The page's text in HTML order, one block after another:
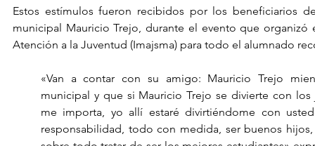
Estos estímulos fueron recibidos por los beneficiarios
municipal Mauricio Trejo, durante el evento que
Atención a la Juventud (Imajsma) para todo el alumnado
«Van a contar con su amigo: Mauricio Trejo
municipal y que si Mauricio Trejo se divierte con
me importa, yo allí estaré divirtiéndome con
responsabilidad, todo con medida, ser buenos